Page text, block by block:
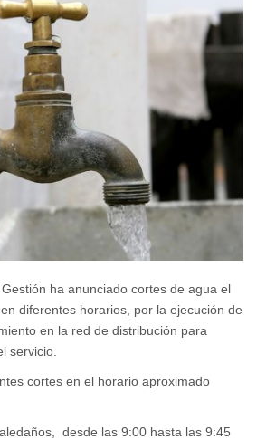
ha anunciado cortes de agua el
diferentes horarios, por la ejecución de
en la red de distribución para
servicio.
cortes en el horario aproximado
desde las 9:00 hasta las 9:45